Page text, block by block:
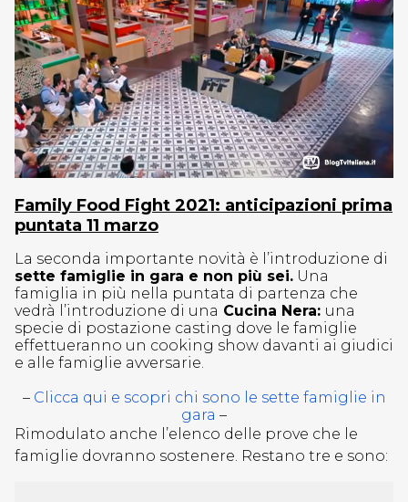
Family Food Fight 2021: anticipazioni prima
puntata 11 marzo
La seconda importante novità è l’introduzione di
sette famiglie in gara e non più sei. Una
famiglia in più nella puntata di partenza che
vedrà l’introduzione di una Cucina Nera: una
specie di postazione casting dove le famiglie
effettueranno un cooking show davanti ai giudici
e alle famiglie avversarie.
– Clicca qui e scopri chi sono le sette famiglie in
gara –
Rimodulato anche l’elenco delle prove che le
famiglie dovranno sostenere. Restano tre e sono: